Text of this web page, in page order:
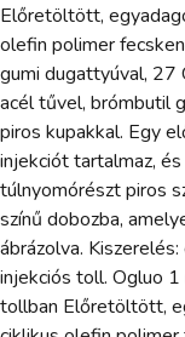
Előretöltött,
olefin polimer
gumi dugattyúval, 27
acél tűvel, brómbutil
piros kupakkal. Egy
injekciót tartalmaz,
túlnyomórészt piros
színű dobozba,
ábrázolva.
injekciós toll. Ogluo
tollban Előretöltött,